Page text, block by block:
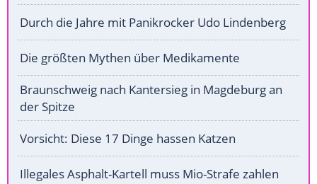
Durch die Jahre mit Panikrocker Udo Lindenberg
Die größten Mythen über Medikamente
Braunschweig nach Kantersieg in Magdeburg an
der Spitze
Vorsicht: Diese 17 Dinge hassen Katzen
Illegales Asphalt-Kartell muss Mio-Strafe zahlen